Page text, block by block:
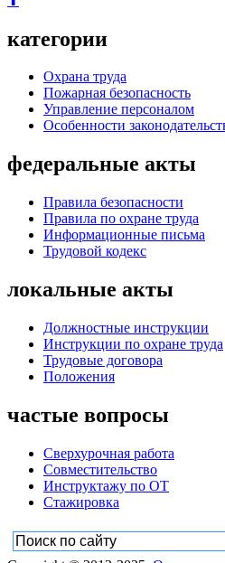
категории
Охрана труда
Пожарная безопасность
Управление персоналом
Особенности
федеральные акты
Правила безопасности
Правила по охране труда
Информационные письма
Трудовой кодекс
локальные акты
Должностные инструкции
Инструкции по охране труда
Трудовые договора
Положения
частые вопросы
Сверхурочная работа
Совместительство
Инструктажу по ОТ
Стажировка